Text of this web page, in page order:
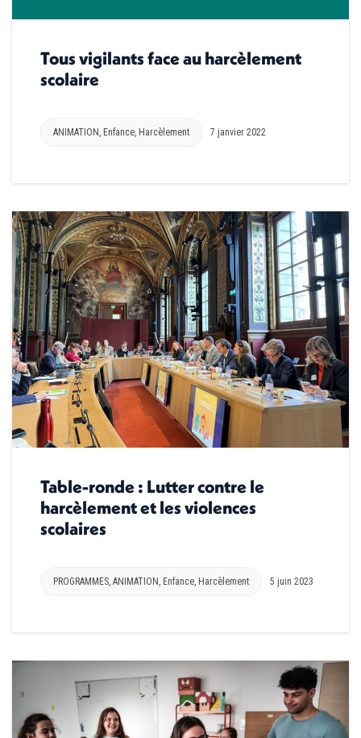
Tous vigilants face au harcèlement
scolaire
ANIMATION , Enfance, Harcèlement 7 janvier 2022
Table-ronde : Lutter contre le
harcèlement et les violences
scolaires
PROGRAMMES, ANIMATION , Enfance, Harcèlement 5 juin 2023